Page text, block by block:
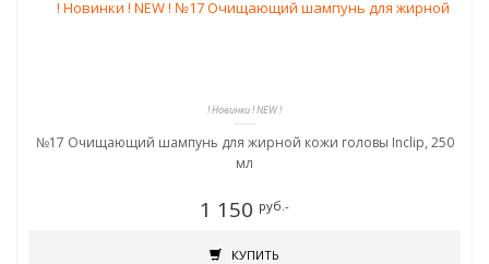
! Новинки ! NEW !
№17 Очищающий шампунь для жирной кожи головы Inclip, 250
мл
1 150 руб.-
КУПИТЬ